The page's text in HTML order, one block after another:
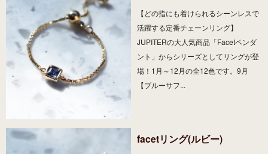
【どの指にも着けられるシーンレスで
活躍する定番チェーンリング】
JUPITERの大人気商品「Facetペンダ
ント」からシリーズとしてリングが登
場！1月～12月の全12色です。9月
【ブルーサフ...
facetリング(ルビー)